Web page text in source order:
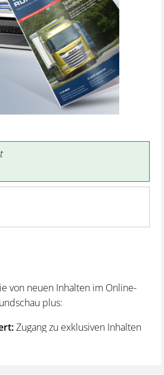
von neuen Inhalten im Online-
plus:
Zugang zu exklusiven Inhalten
– von aktuellen Regelungen
und Ruhezeiten,